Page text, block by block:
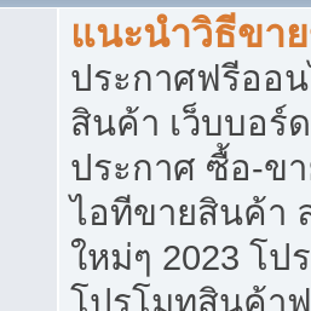
แนะนำวิธีขา
ประกาศฟรีออ
สินค้า เว็บบอร์
ประกาศ ซื้อ-ข
ไอทีขายสินค้า
ใหม่ๆ 2023 โป
โปรโมทสินค้า